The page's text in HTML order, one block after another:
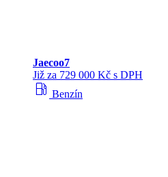
Jaecoo7
Již za 729 000 Kč s DPH
local_gas_station Benzín